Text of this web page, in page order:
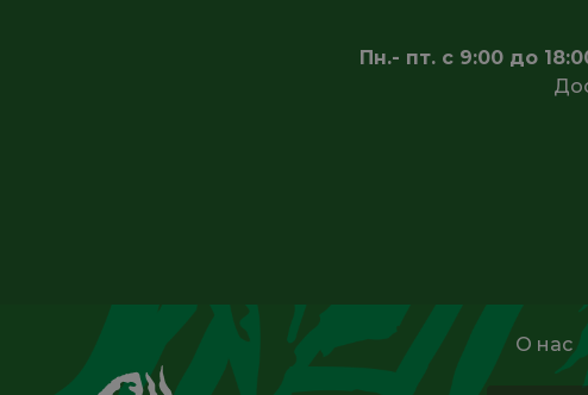
Пн.- пт. с 9:00 до
О нас